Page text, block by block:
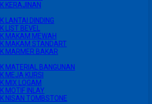
KERAJINAN
LANTAI DINDING
LIST BEVEL
MAKAM MEWAH
MAKAM STANDART
MARMER BAKAR
MATERIAL BANGUNAN
MEJA KURSI
MIX LOGAM
MOTIF INLAY
NISAN TOMBSTONE